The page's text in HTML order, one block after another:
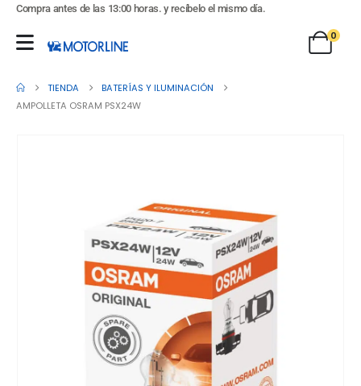
Compra antes de las 13:00 horas. y recíbelo el mismo día.
0
TIENDA
BATERÍAS Y ILUMINACIÓN
AMPOLLETA OSRAM PSX24W